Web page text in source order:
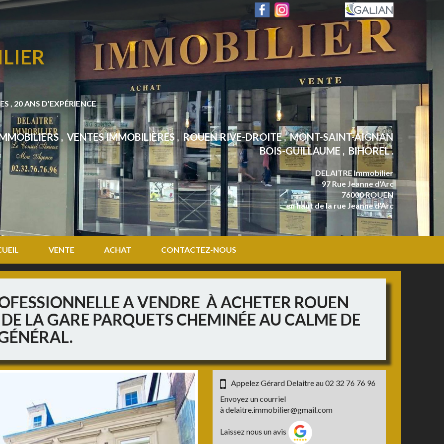
, 20 ANS D'EXPÉRIENCE
, VENTES IMMOBILIÈRES , ROUEN RIVE-DROITE , MONT-SAINT-AIGNAN
BOIS-GUILLAUME , BIHOREL .
DELAITRE Immobilier
97 Rue Jeanne d'Arc
76000 ROUEN
en haut de la rue Jeanne d'Arc
VENTE ACHAT CONTACTEZ-NOUS
A VENDRE À ACHETER ROUEN
LA GARE PARQUETS CHEMINÉE AU CALME DE
Appelez Gérard Delaitre au02 32 76 76 96
Envoyez un courriel
àdelaitre.immobilier@gmail.com
Laissez nous un avis